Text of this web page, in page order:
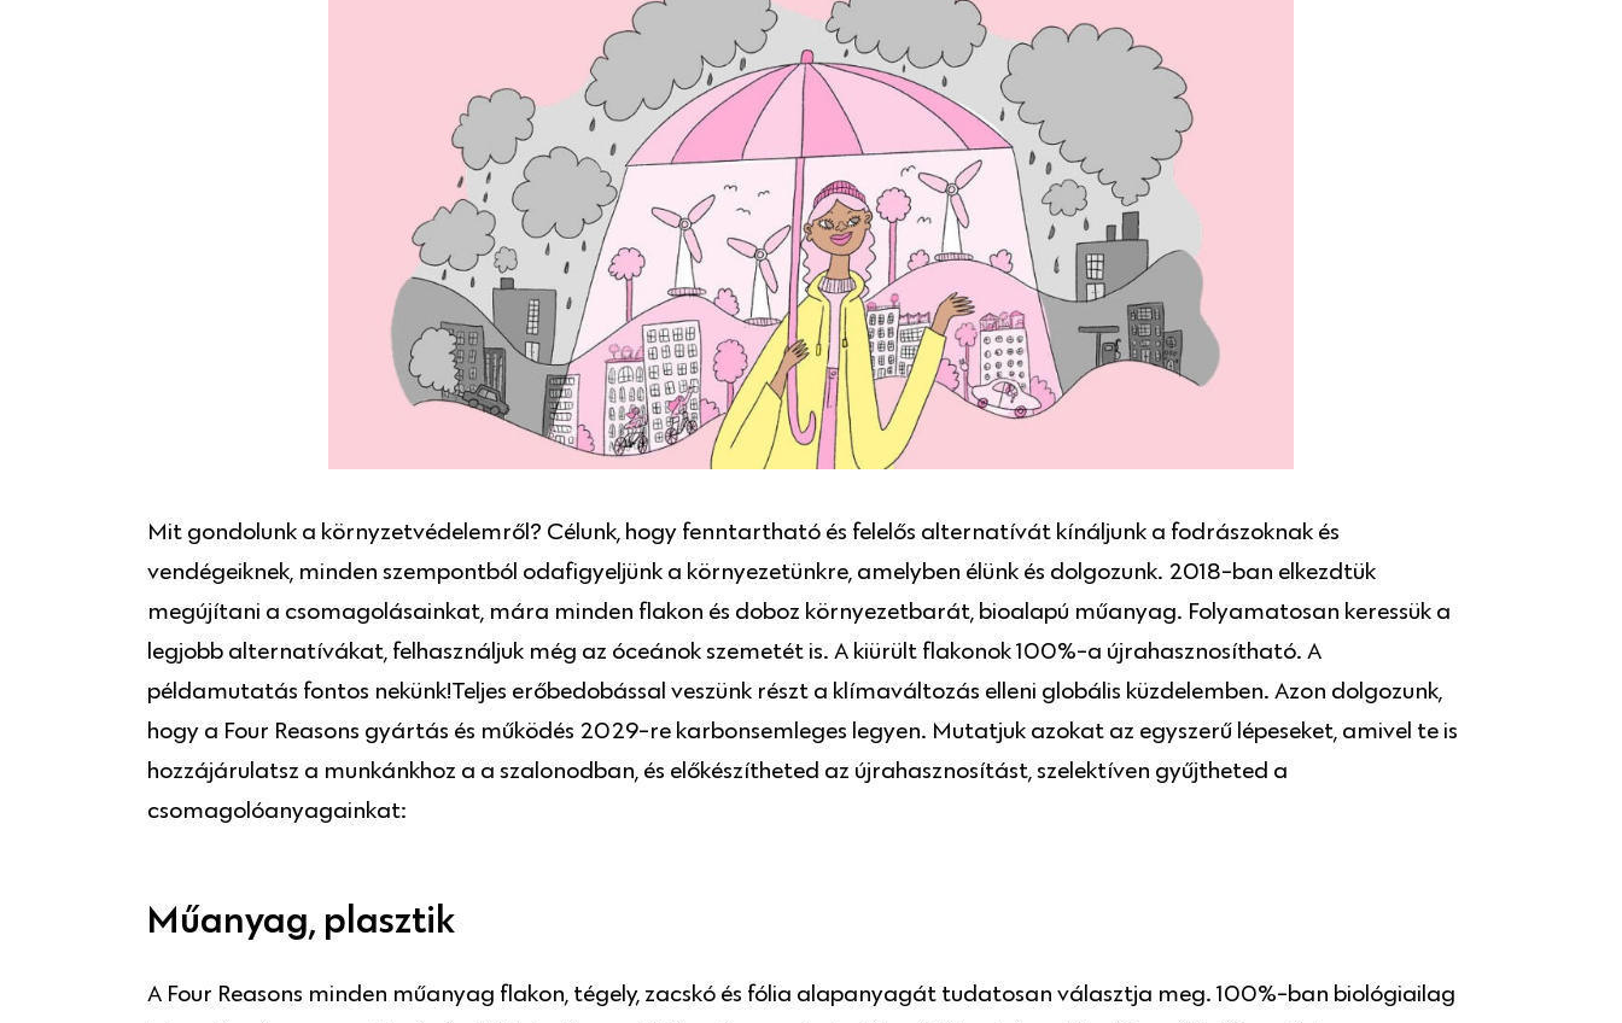
Mit gondolunk a környzetvédelemről? Célunk, hogy fenntartható és felelős alternatívát kínáljunk a fodrászoknak és
vendégeiknek, minden szempontból odafigyeljünk a környezetünkre, amelyben élünk és dolgozunk. 2018-ban elkezdtük
megújítani a csomagolásainkat, mára minden flakon és doboz környezetbarát, bioalapú műanyag. Folyamatosan keressük a
legjobb alternatívákat, felhasználjuk még az óceánok szemetét is. A kiürült flakonok 100%-a újrahasznosítható. A
példamutatás fontos nekünk!Teljes erőbedobással veszünk részt a klímaváltozás elleni globális küzdelemben. Azon dolgozunk,
hogy a Four Reasons gyártás és működés 2029-re karbonsemleges legyen. Mutatjuk azokat az egyszerű lépeseket, amivel te is
hozzájárulatsz a munkánkhoz a a szalonodban, és előkészítheted az újrahasznosítást, szelektíven gyűjtheted a
csomagolóanyagainkat:
Műanyag, plasztik
A Four Reasons minden műanyag flakon, tégely, zacskó és fólia alapanyagát tudatosan választja meg. 100%-ban biológiailag